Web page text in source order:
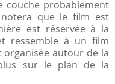
couche probablement
notera que le film est
est réservée à la
ressemble à un film
autour de la
sur le plan de la